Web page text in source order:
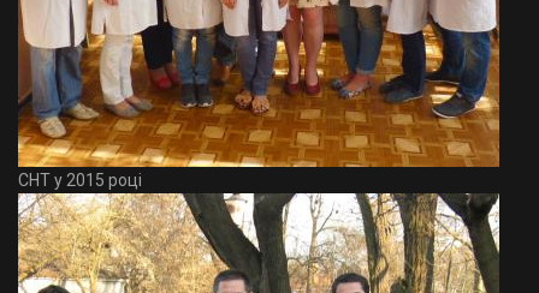
СНТ у 2015 році